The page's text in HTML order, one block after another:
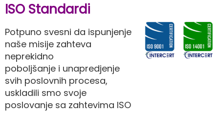
ISO Standardi
Potpuno svesni da ispunjenje
naše misije zahteva
neprekidno
poboljšanje i unapredjenje
svih poslovnih procesa,
uskladili smo svoje
poslovanje sa zahtevima ISO